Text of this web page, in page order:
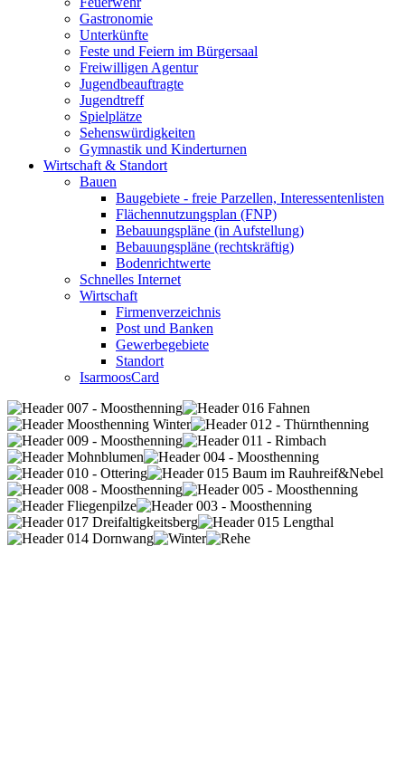
Gastronomie
Unterkünfte
Feste und Feiern im Bürgersaal
Freiwilligen Agentur
Jugendbeauftragte
Jugendtreff
Spielplätze
Sehenswürdigkeiten
Gymnastik und Kinderturnen
Wirtschaft & Standort
Bauen
Baugebiete - freie Parzellen, Interessentenlisten
Flächennutzungsplan (FNP)
Bebauungspläne (in Aufstellung)
Bebauungspläne (rechtskräftig)
Bodenrichtwerte
Schnelles Internet
Wirtschaft
Firmenverzeichnis
Post und Banken
Gewerbegebiete
Standort
IsarmoosCard